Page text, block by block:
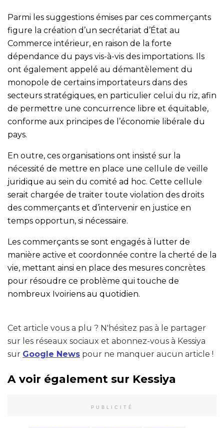
Parmi les suggestions émises par ces commerçants
figure la création d’un secrétariat d’État au
Commerce intérieur, en raison de la forte
dépendance du pays vis-à-vis des importations. Ils
ont également appelé au démantèlement du
monopole de certains importateurs dans des
secteurs stratégiques, en particulier celui du riz, afin
de permettre une concurrence libre et équitable,
conforme aux principes de l’économie libérale du
pays.
En outre, ces organisations ont insisté sur la
nécessité de mettre en place une cellule de veille
juridique au sein du comité ad hoc. Cette cellule
serait chargée de traiter toute violation des droits
des commerçants et d’intervenir en justice en
temps opportun, si nécessaire.
Les commerçants se sont engagés à lutter de
manière active et coordonnée contre la cherté de la
vie, mettant ainsi en place des mesures concrètes
pour résoudre ce problème qui touche de
nombreux Ivoiriens au quotidien.
Cet article vous a plu ? N'hésitez pas à le partager
sur les réseaux sociaux et abonnez-vous à Kessiya
sur Google News pour ne manquer aucun article !
A voir également sur Kessiya
PUBLICITÉ